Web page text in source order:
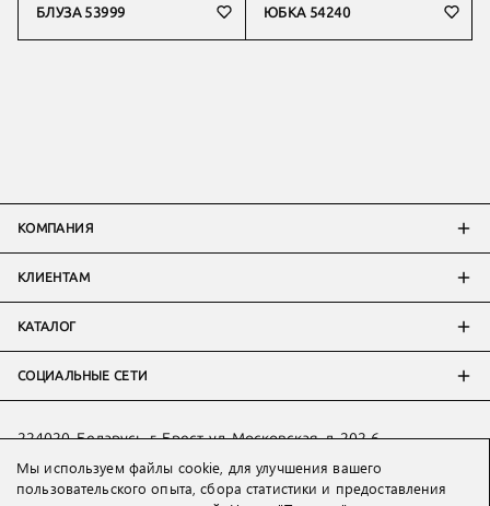
БЛУЗА 53999 ЮБКА 54240
КОМПАНИЯ
КЛИЕНТАМ
КАТАЛОГ
СОЦИАЛЬНЫЕ СЕТИ
224020, Беларусь, г. Брест, ул. Московская, д. 202-6
Тел:+7 993 398 36 60(WhatsApp
Тел:+375 29 205 80 10( WhatsApp,Viber)
Мы используем файлы cookie, для улучшения вашего
пользовательского опыта, сбора статистики и предоставления